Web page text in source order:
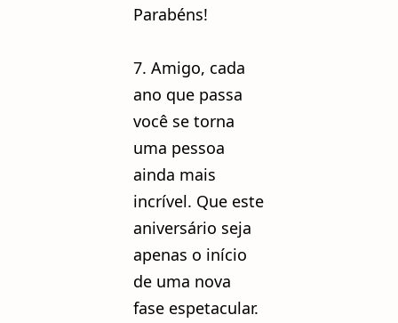
Parabéns!
7. Amigo, cada
ano que passa
você se torna
uma pessoa
ainda mais
incrível. Que este
aniversário seja
apenas o início
de uma nova
fase espetacular.